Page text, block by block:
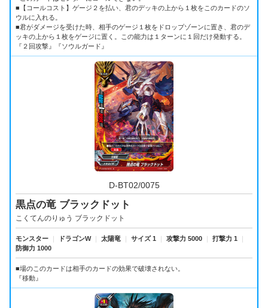
■【コールコスト】ゲージ２を払い、君のデッキの上から１枚をこのカードのソ
ウルに入れる。
■君がダメージを受けた時、相手のゲージ１枚をドロップゾーンに置き、君のデ
ッキの上から１枚をゲージに置く。この能力は１ターンに１回だけ発動する。
『２回攻撃』『ソウルガード』
D-BT02/0075
黒点の竜 ブラックドット
こくてんのりゅう ブラックドット
モンスター ｜ ドラゴンW ｜ 太陽竜 ｜ サイズ 1 ｜ 攻撃力 5000 ｜ 打撃力 1
｜
防御力 1000
■場のこのカードは相手のカードの効果で破壊されない。
『移動』